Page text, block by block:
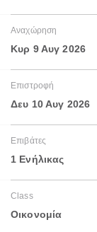
Αναχώρηση
Κυρ 9 Αυγ 2026
Επιστροφή
Δευ 10 Αυγ 2026
Επιβάτες
1 Ενήλικας
Class
Οικονομία